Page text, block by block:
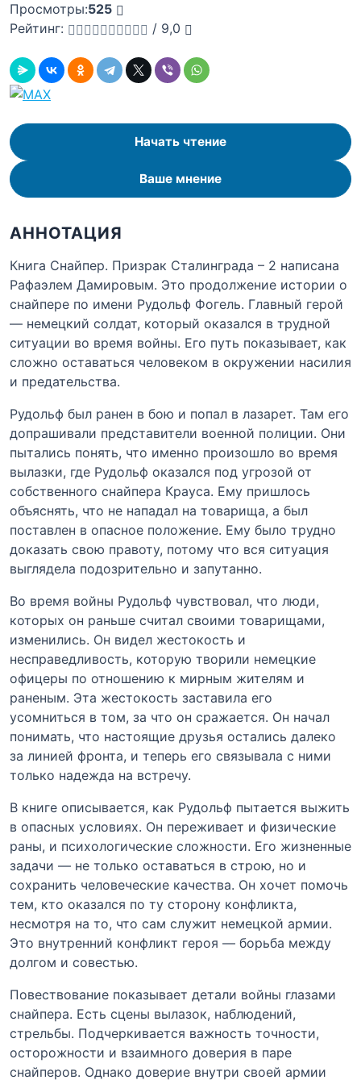
Просмотры:525
Рейтинг:
/ 9,0
Начать чтение
Ваше мнение
АННОТАЦИЯ
Книга Снайпер. Призрак Сталинграда – 2 написана
Рафаэлем Дамировым. Это продолжение истории о
снайпере по имени Рудольф Фогель. Главный герой
— немецкий солдат, который оказался в трудной
ситуации во время войны. Его путь показывает, как
сложно оставаться человеком в окружении насилия
и предательства.
Рудольф был ранен в бою и попал в лазарет. Там его
допрашивали представители военной полиции. Они
пытались понять, что именно произошло во время
вылазки, где Рудольф оказался под угрозой от
собственного снайпера Крауса. Ему пришлось
объяснять, что не нападал на товарища, а был
поставлен в опасное положение. Ему было трудно
доказать свою правоту, потому что вся ситуация
выглядела подозрительно и запутанно.
Во время войны Рудольф чувствовал, что люди,
которых он раньше считал своими товарищами,
изменились. Он видел жестокость и
несправедливость, которую творили немецкие
офицеры по отношению к мирным жителям и
раненым. Эта жестокость заставила его
усомниться в том, за что он сражается. Он начал
понимать, что настоящие друзья остались далеко
за линией фронта, и теперь его связывала с ними
только надежда на встречу.
В книге описывается, как Рудольф пытается выжить
в опасных условиях. Он переживает и физические
раны, и психологические сложности. Его жизненные
задачи — не только оставаться в строю, но и
сохранить человеческие качества. Он хочет помочь
тем, кто оказался по ту сторону конфликта,
несмотря на то, что сам служит немецкой армии.
Это внутренний конфликт героя — борьба между
долгом и совестью.
Повествование показывает детали войны глазами
снайпера. Есть сцены вылазок, наблюдений,
стрельбы. Подчеркивается важность точности,
осторожности и взаимного доверия в паре
снайперов. Однако доверие внутри своей армии